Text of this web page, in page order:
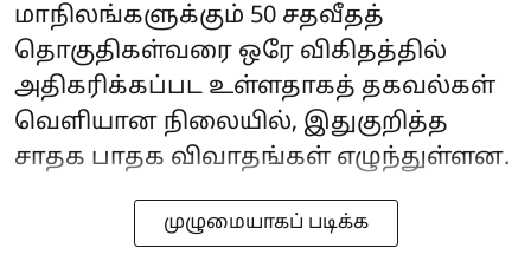
மாநிலங்களுக்கும் 50 சதவீதத்
தொகுதிகள்வரை ஒரே விகிதத்தில்
அதிகரிக்கப்பட உள்ளதாகத் தகவல்கள்
வெளியான நிலையில், இதுகுறித்த
சாதக பாதக விவாதங்கள் எழுந்துள்ளன.
முழுமையாகப் படிக்க